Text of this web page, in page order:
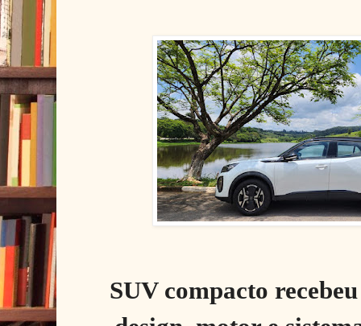
SUV compacto